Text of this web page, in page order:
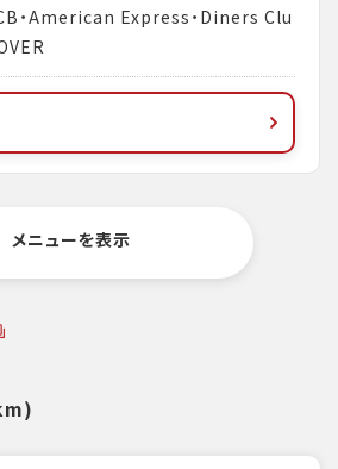
・American Express・Diners Clu
メニューを表示